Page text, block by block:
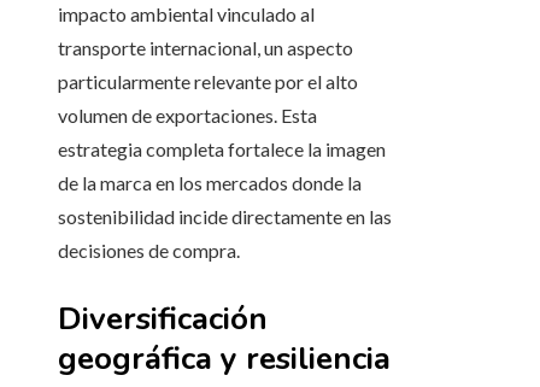
impacto ambiental vinculado al
transporte internacional, un aspecto
particularmente relevante por el alto
volumen de exportaciones. Esta
estrategia completa fortalece la imagen
de la marca en los mercados donde la
sostenibilidad incide directamente en las
decisiones de compra.
Diversificación
geográfica y resiliencia